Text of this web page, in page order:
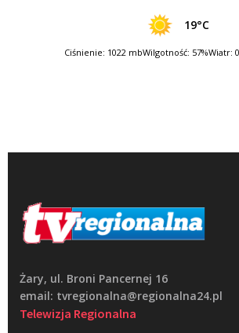
19°C
Ciśnienie: 1022 mbWilgotność: 57%Wiatr:
Żary, ul. Broni Pancernej 16
email: tvregionalna@regionalna24.pl
Telewizja Regionalna